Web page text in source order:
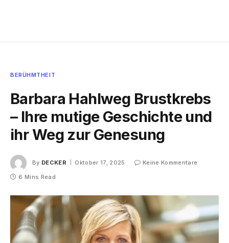
BERÜHMTHEIT
Barbara Hahlweg Brustkrebs
– Ihre mutige Geschichte und
ihr Weg zur Genesung
By DECKER Oktober 17, 2025
Keine Kommentare
6 Mins Read